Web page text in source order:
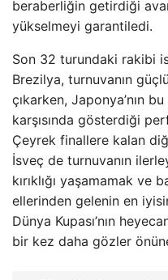
beraberliğin getirdiği
yükselmeyi garantiledi.
Son 32 turundaki rakibi
Brezilya, turnuvanın
çıkarken, Japonya’nın
karşısında gösterdiği
Çeyrek finallere kalan
İsveç de turnuvanın
kırıklığı yaşamamak ve
ellerinden gelenin en
Dünya Kupası’nın
bir kez daha gözler